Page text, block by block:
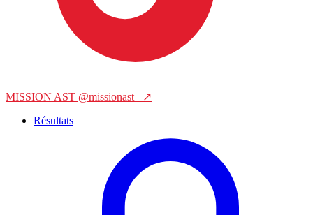
MISSION AST @missionast_
↗
Résultats